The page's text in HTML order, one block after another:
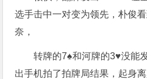
选手击中一对变为领先，朴俊
奈，
转牌的7♠️和河牌的3♥️没能
出手机拍了拍牌局结果，起身离